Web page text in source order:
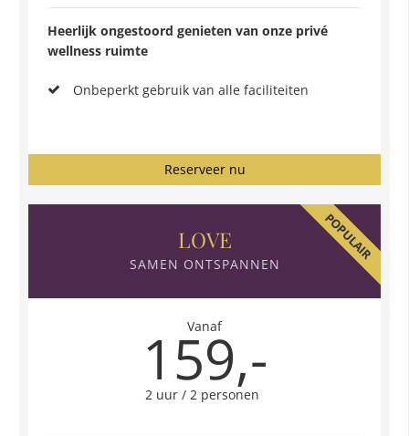
Heerlijk ongestoord genieten van onze privé
wellness ruimte
Onbeperkt gebruik van alle faciliteiten
Reserveer nu
LOVE
SAMEN ONTSPANNEN
POPULAIR
Vanaf
159,-
2 uur / 2 personen